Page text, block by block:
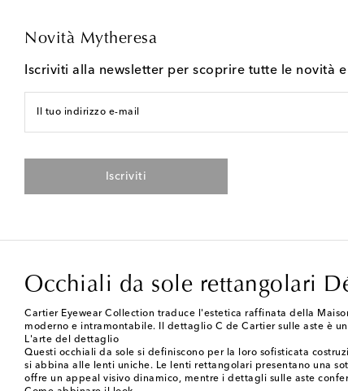
Novità Mytheresa
Iscriviti alla newsletter per scoprire tutte le novità
Il tuo indirizzo e-mail
Iscriviti
Occhiali da sole rettangolari
Cartier Eyewear Collection traduce l'estetica raffinata della
moderno e intramontabile. Il dettaglio C de Cartier sulle aste è
L'arte del dettaglio
Questi occhiali da sole si definiscono per la loro sofisticata
si abbina alle lenti uniche. Le lenti rettangolari presentano una
offre un appeal visivo dinamico, mentre i dettagli sulle aste